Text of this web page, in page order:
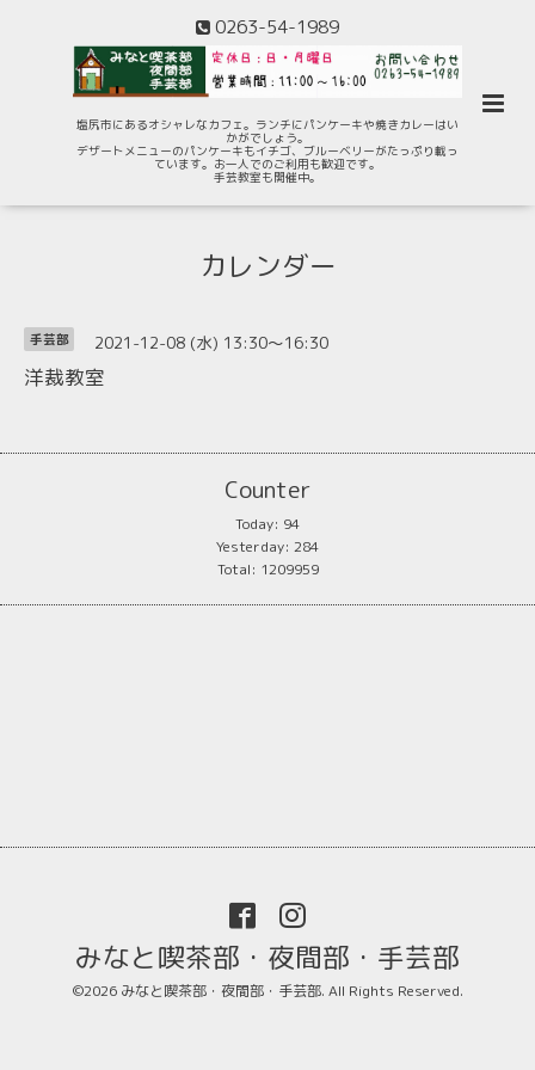
0263-54-1989
塩尻市にあるオシャレなカフェ。ランチにパンケーキや焼きカレーはい
かがでしょう。
デザートメニューのパンケーキもイチゴ、ブルーベリーがたっぷり載っ
ています。お一人でのご利用も歓迎です。
手芸教室も開催中。
カレンダー
手芸部 2021-12-08 (水) 13:30～16:30
洋裁教室
Counter
Today: 94
Yesterday: 284
Total: 1209959
みなと喫茶部・夜間部・手芸部
©2026 みなと喫茶部・夜間部・手芸部. All Rights Reserved.